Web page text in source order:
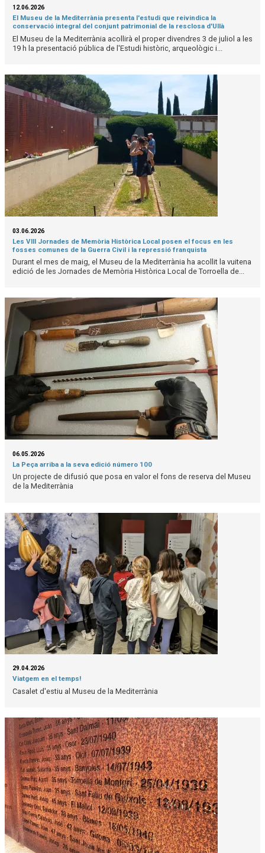
12.06.2026
El Museu de la Mediterrània presenta l'estudi que reivindica la
conservació integral del conjunt patrimonial de la resclosa d'Ullà
El Museu de la Mediterrània acollirà el proper divendres 3 de juliol a les
19 h la presentació pública de l'Estudi històric, arqueològic i...
03.06.2026
Les VIII Jornades de Memòria Històrica Local posen el focus en les
fosses comunes de la Guerra Civil i la repressió franquista
Durant el mes de maig, el Museu de la Mediterrània ha acollit la vuitena
edició de les Jornades de Memòria Històrica Local de Torroella de...
06.05.2026
La Peça arriba a la seva edició número 100
Un projecte de difusió que posa en valor el fons de reserva del Museu
de la Mediterrània
29.04.2026
Viatgem en el temps!
Casalet d'estiu al Museu de la Mediterrània